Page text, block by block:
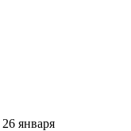
26 января